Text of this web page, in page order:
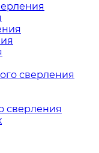
сверления
сверления